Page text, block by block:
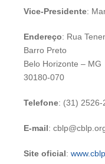
Vice-Presidente:
Endereço: Rua
Barro Preto
Belo Horizonte – MG
30180-070
Telefone: (31) 2526-
E-mail:
Site oficial: